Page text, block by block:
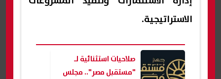
الاستراتيجية.
صلاحيات استثنائية لـ
"مستقبل مصر".. مجلس